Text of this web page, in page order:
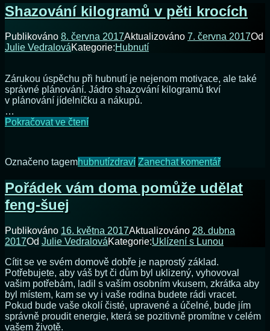
nemoc
posedlost
zdravým
je
Shazování kilogramů v pěti krocích
Publikováno 8. června 2017Aktualizováno 7. června 2017Od
Julie VedralováKategorie:Hubnutí
Zárukou úspěchu při hubnutí je nejenom motivace, ale také
správné plánování. Jádro shazování kilogramů tkví
v plánování jídelníčku a nákupů.
…
Pokračovat ve čteníShazování
krocích
Označeno tagemhubnutízdraví Zanechat komentářna
kilogramů
v pěti
Pořádek vám doma pomůže udělat
feng-šuej
Publikováno 16. května 2017Aktualizováno 28. dubna
2017Od Julie VedralováKategorie:Uklízení s Lunou
Cítit se ve svém domově dobře je naprostý základ.
Potřebujete, aby váš byt či dům byl uklizený, vyhovoval
vašim potřebám, ladil s vaším osobním vkusem, zkrátka aby
byl místem, kam se vy i vaše rodina budete rádi vracet.
Pokud bude vaše okolí čisté, upravené a účelné, bude jím
správně proudit energie, která se pozitivně promítne v celém
vašem životě.